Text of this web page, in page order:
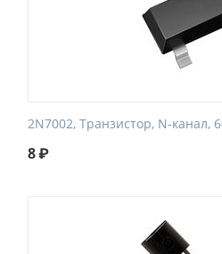
2N7002, Транзистор, N-канал,
8₽